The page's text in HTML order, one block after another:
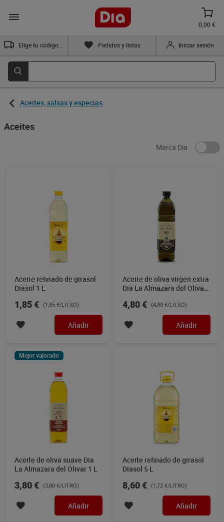
0,00 €
Pedidos y listas Iniciar sesión
Aceites, salsas y especias
Aceites
Marca Dia
Aceite refinado de girasol
Diasol 1 L
1,85 € (1,85 €/LITRO)
Añadir
Aceite de oliva virgen extra
Dia La Almazara del Olivar
4,80 € (4,80 €/LITRO)
Añadir
Mejor valorado
Aceite de oliva suave Dia
La Almazara del Olivar 1 L
3,80 € (3,80 €/LITRO)
Añadir
Aceite refinado de girasol
Diasol 5 L
8,60 € (1,72 €/LITRO)
Añadir